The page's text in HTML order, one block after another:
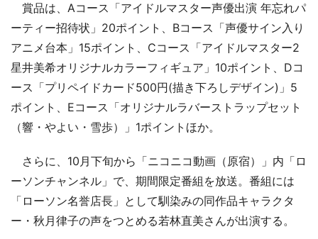
賞品は、Aコース「アイドルマスター声優出演 年忘れパ
ーティー招待状」20ポイント、Bコース「声優サイン入り
アニメ台本」15ポイント、Cコース「アイドルマスター2
星井美希オリジナルカラーフィギュア」10ポイント、Dコ
ース「プリペイドカード500円(描き下ろしデザイン)」5
ポイント、Eコース「オリジナルラバーストラップセット
（響・やよい・雪歩）」1ポイントほか。
さらに、10月下旬から「ニコニコ動画（原宿）」内「ロ
ーソンチャンネル」で、期間限定番組を放送。番組には
「ローソン名誉店長」として馴染みの同作品キャラクタ
ー・秋月律子の声をつとめる若林直美さんが出演する。